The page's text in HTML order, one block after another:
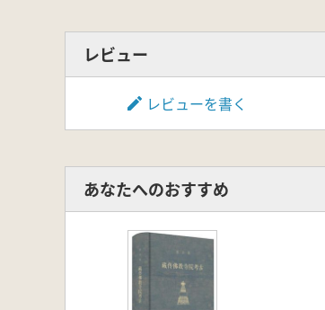
レビュー
レビューを書く
あなたへのおすすめ